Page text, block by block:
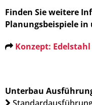
Finden Sie weitere
Planungsbeispiele in
Konzept:
Unterbau